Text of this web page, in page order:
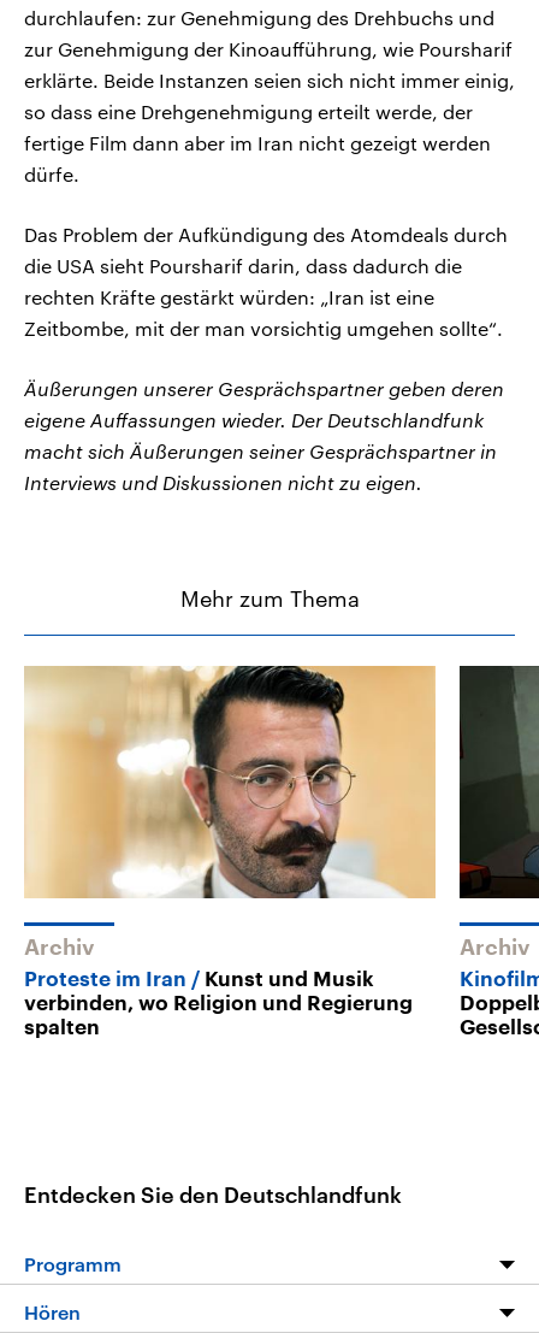
durchlaufen: zur Genehmigung des Drehbuchs und
zur Genehmigung der Kinoaufführung, wie Poursharif
erklärte. Beide Instanzen seien sich nicht immer einig,
so dass eine Drehgenehmigung erteilt werde, der
fertige Film dann aber im Iran nicht gezeigt werden
dürfe.
Das Problem der Aufkündigung des Atomdeals durch
die USA sieht Poursharif darin, dass dadurch die
rechten Kräfte gestärkt würden: „Iran ist eine
Zeitbombe, mit der man vorsichtig umgehen sollte“.
Äußerungen unserer Gesprächspartner geben deren
eigene Auffassungen wieder. Der Deutschlandfunk
macht sich Äußerungen seiner Gesprächspartner in
Interviews und Diskussionen nicht zu eigen.
Mehr zum Thema
Archiv
Proteste im Iran
Kunst und Musik
verbinden, wo Religion und Regierung
spalten
Archiv
Entdecken Sie den Deutschlandfunk
Programm
Programm
Hören